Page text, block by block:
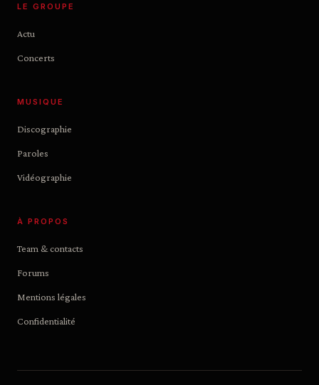
LE GROUPE
Actu
Concerts
MUSIQUE
Discographie
Paroles
Vidéographie
À PROPOS
Team & contacts
Forums
Mentions légales
Confidentialité